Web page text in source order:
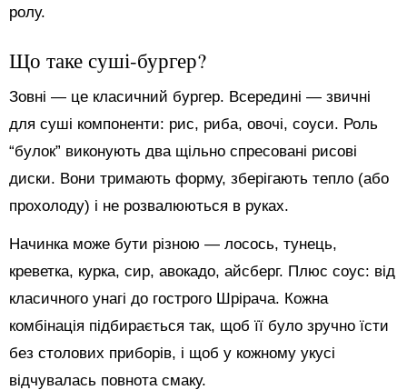
ролу.
Що таке суші-бургер?
Зовні — це класичний бургер. Всередині — звичні
для суші компоненти: рис, риба, овочі, соуси. Роль
“булок” виконують два щільно спресовані рисові
диски. Вони тримають форму, зберігають тепло (або
прохолоду) і не розвалюються в руках.
Начинка може бути різною — лосось, тунець,
креветка, курка, сир, авокадо, айсберг. Плюс соус: від
класичного унагі до гострого Шрірача. Кожна
комбінація підбирається так, щоб її було зручно їсти
без столових приборів, і щоб у кожному укусі
відчувалась повнота смаку.